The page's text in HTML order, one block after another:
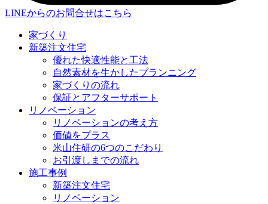
LINEからのお問合せはこちら
家づくり
新築注文住宅
優れた快適性能と工法
自然素材を生かしたプランニング
家づくりの流れ
保証とアフターサポート
リノベーション
リノベーションの考え方
価値をプラス
米山住研の6つのこだわり
お引渡しまでの流れ
施工事例
新築注文住宅
リノベーション